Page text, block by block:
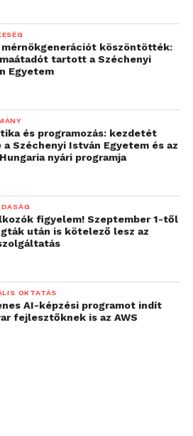
mérnökgenerációt köszöntötték:
tartott a Széchenyi
Egyetem
és programozás: kezdetét
Széchenyi István Egyetem és az
nyári programja
figyelem! Szeptember 1-től
után is kötelező lesz az
OKTATÁS
AI-képzési programot indít
fejlesztőknek is az AWS